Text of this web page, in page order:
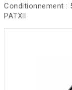
Conditionnement :
PATXII